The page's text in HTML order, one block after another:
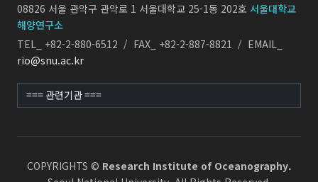
08826 서울 관악구 관악로 1 서울대학교 25-1동 202호 서울대학교
해양연구소
TEL_ +82-2-880-6512 / FAX_ +82-2-887-8821 / EMAIL_
rio@snu.ac.kr
COPYRIGHTS © Research Institute of Oceanography.